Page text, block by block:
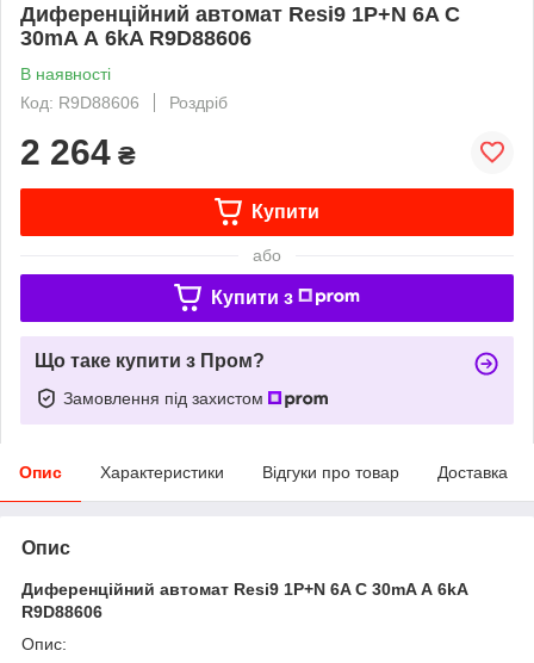
Диференційний автомат Resi9 1P+N 6A C
30mA А 6kA R9D88606
В наявності
Код: R9D88606
Роздріб
2 264 ₴
Купити
або
Купити з
Що таке купити з Пром?
Замовлення під захистом
Опис Характеристики Відгуки про товар Доставка
Опис
Диференційний автомат Resi9 1P+N 6A C 30mA А 6kA
R9D88606
Опис: